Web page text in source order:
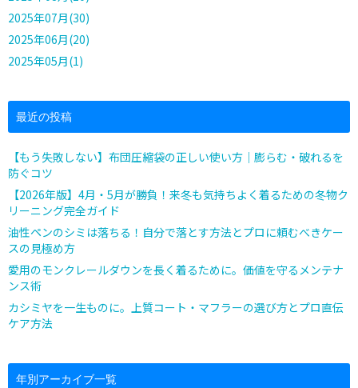
2025年07月(30)
2025年06月(20)
2025年05月(1)
最近の投稿
【もう失敗しない】布団圧縮袋の正しい使い方｜膨らむ・破れるを
防ぐコツ
【2026年版】4月・5月が勝負！来冬も気持ちよく着るための冬物ク
リーニング完全ガイド
油性ペンのシミは落ちる！自分で落とす方法とプロに頼むべきケー
スの見極め方
愛用のモンクレールダウンを長く着るために。価値を守るメンテナ
ンス術
カシミヤを一生ものに。上質コート・マフラーの選び方とプロ直伝
ケア方法
年別アーカイブ一覧